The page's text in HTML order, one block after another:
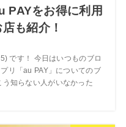
PAYをお得に利用
も紹介！
です！ 今日はいつものブロ
リ「au PAY」についてのブ
知らない人がいなかった